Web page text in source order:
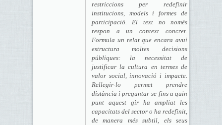
restriccions per redefinir
institucions, models i formes de
participació. El text no només
respon a un context concret.
Formula un relat que encara avui
estructura moltes decisions
públiques: la necessitat de
justificar la cultura en termes de
valor social, innovació i impacte.
Rellegir-lo permet prendre
distància i preguntar-se fins a quin
punt aquest gir ha ampliat les
capacitats del sector o ha redefinit,
de manera més subtil, els seus